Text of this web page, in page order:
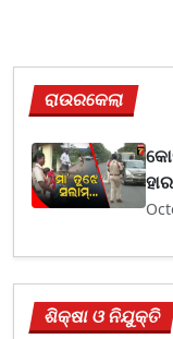
ରାଉରକେଲା
ଶିକ୍ଷା ଓ ନିଯୁକ୍ତି